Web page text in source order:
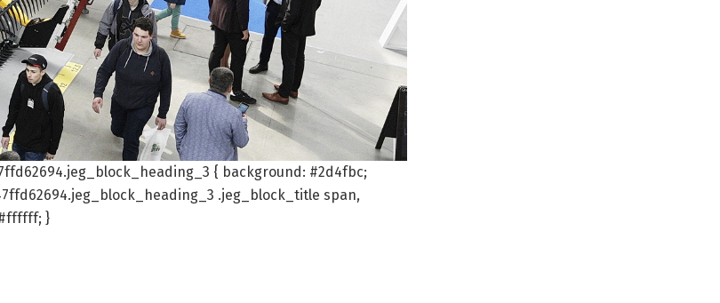
{ background: #2d4fbc;
.jeg_block_title span,
}